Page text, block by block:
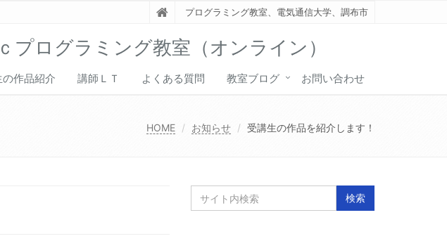
プログラミング教室、電気通信大学、調布市
ログラミング教室（オンライン）
の作品紹介 講師ＬＴ よくある質問 教室ブログ お問い合わせ
HOME お知らせ 受講生の作品を紹介します！